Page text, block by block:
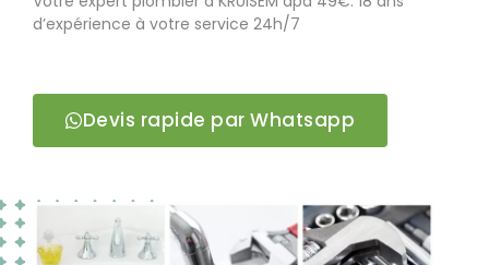
d’expérience à votre service 24h/7
Devis rapide par Whatsapp